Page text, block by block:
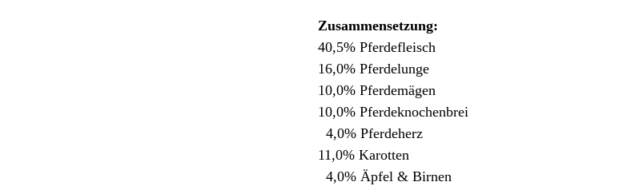
Zusammensetzung:
40,5% Pferdefleisch
16,0% Pferdelunge
10,0% Pferdemägen
10,0% Pferdeknochenbrei
4,0% Pferdeherz
11,0% Karotten
4,0% Äpfel & Birnen